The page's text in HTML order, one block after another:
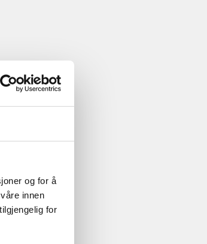
og for å
innen
for